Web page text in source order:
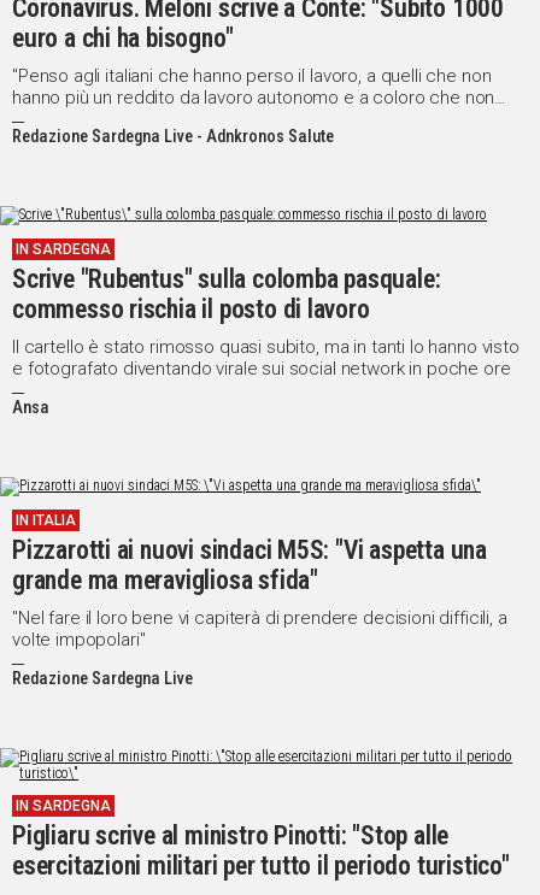
Coronavirus. Meloni scrive a Conte: "Subito 1000
euro a chi ha bisogno"
"Penso agli italiani che hanno perso il lavoro, a quelli che non
hanno più un reddito da lavoro autonomo e a coloro che non
sanno come dare da mangiare ai loro figli"
Redazione Sardegna Live - Adnkronos Salute
IN SARDEGNA
Scrive "Rubentus" sulla colomba pasquale:
commesso rischia il posto di lavoro
Il cartello è stato rimosso quasi subito, ma in tanti lo hanno visto
e fotografato diventando virale sui social network in poche ore
Ansa
IN ITALIA
Pizzarotti ai nuovi sindaci M5S: "Vi aspetta una
grande ma meravigliosa sfida"
"Nel fare il loro bene vi capiterà di prendere decisioni difficili, a
volte impopolari"
Redazione Sardegna Live
IN SARDEGNA
Pigliaru scrive al ministro Pinotti: "Stop alle
esercitazioni militari per tutto il periodo turistico"